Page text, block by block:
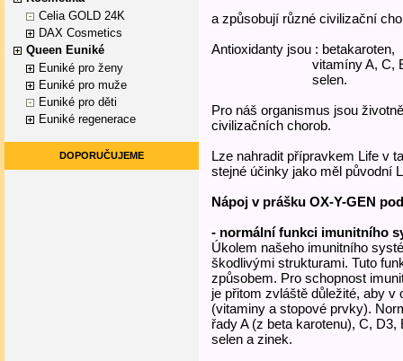
Celia GOLD 24K
DAX Cosmetics
Queen Euniké
Euniké pro ženy
Euniké pro muže
Euniké pro děti
Euniké regenerace
DOPORUČUJEME
a způsobují různé civilizační
Antioxidanty jsou : betakaroten,
vitamíny A, C,
selen.
Pro náš organismus jsou
civilizačních chorob.
Lze nahradit přípravkem Life v
stejné účinky jako měl původní
Nápoj v prášku OX-Y-GEN
- normální funkci imunitního
Úkolem našeho imunitního
škodlivými strukturami. Tuto
způsobem. Pro schopnost
je přitom zvláště důležité, aby
(vitaminy a stopové prvky).
řady A (z beta karotenu), C,
selen a zinek.